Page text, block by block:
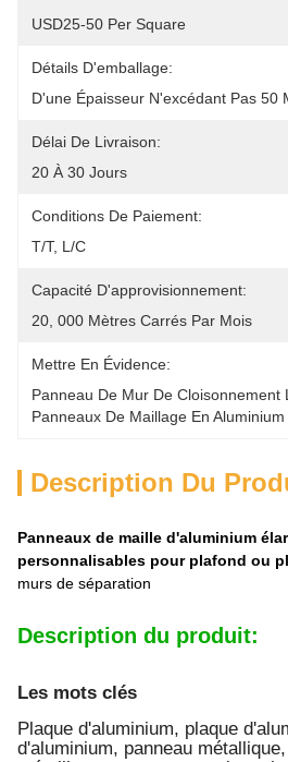
USD25-50 Per Square
Détails D'emballage:
D'une Épaisseur N'excédant Pas 50
Délai De Livraison:
20 À 30 Jours
Conditions De Paiement:
T/T, L/C
Capacité D'approvisionnement:
20, 000 Mètres Carrés Par Mois
Mettre En Évidence:
Panneau De Mur De Cloisonnement
Panneaux De Maillage En
Description Du
Panneaux de maille d'aluminium
personnalisables pour plafond ou
murs de séparation
Description du produit:
Les mots clés
Plaque d'aluminium, plaque
d'aluminium, panneau